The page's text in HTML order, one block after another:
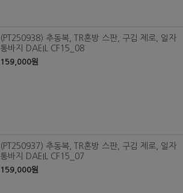
(PT250938) 추동복, TR혼방 스판, 구김 제로, 일자
통바지 DAEIL CF15_08
159,000원
(PT250937) 추동복, TR혼방 스판, 구김 제로, 일자
통바지 DAEIL CF15_07
159,000원